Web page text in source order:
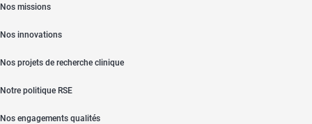
Nos missions
Nos innovations
Nos projets de recherche clinique
Notre politique RSE
Nos engagements qualités